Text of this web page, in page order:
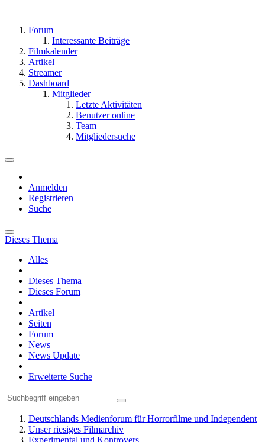
Forum
Interessante Beiträge
Filmkalender
Artikel
Streamer
Dashboard
Mitglieder
Letzte Aktivitäten
Benutzer online
Team
Mitgliedersuche
Anmelden
Registrieren
Suche
Dieses Thema
Alles
Dieses Thema
Dieses Forum
Artikel
Seiten
Forum
News
News Update
Erweiterte Suche
Deutschlands Medienforum für Horrorfilme und Independent
Unser riesiges Filmarchiv
Experimental und Kontrovers